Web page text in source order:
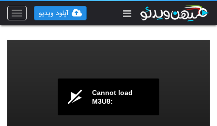
Toggle
آپلود ویدیو
Cannot load
M3U8: